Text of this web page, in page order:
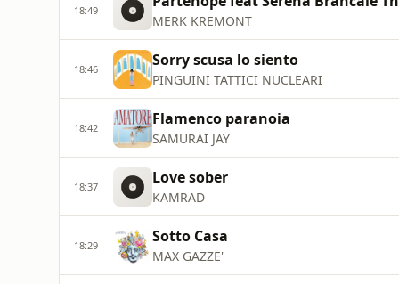
18:49
MERK KREMONT
18:46 Sorry scusa lo siento
PINGUINI TATTICI NUCLEARI
18:42 Flamenco paranoia
SAMURAI JAY
18:37 Love sober
KAMRAD
18:29 Sotto Casa
MAX GAZZE'